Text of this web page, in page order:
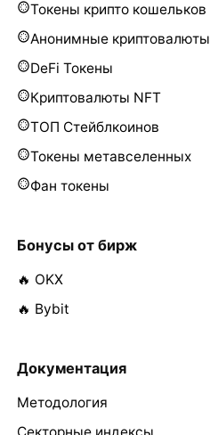
Токены крипто кошельков
Анонимные криптовалюты
DeFi Токены
Криптовалюты NFT
ТОП Стейблкоинов
Токены метавселенных
Фан токены
Бонусы от бирж
🔥 OKX
🔥 Bybit
Документация
Методология